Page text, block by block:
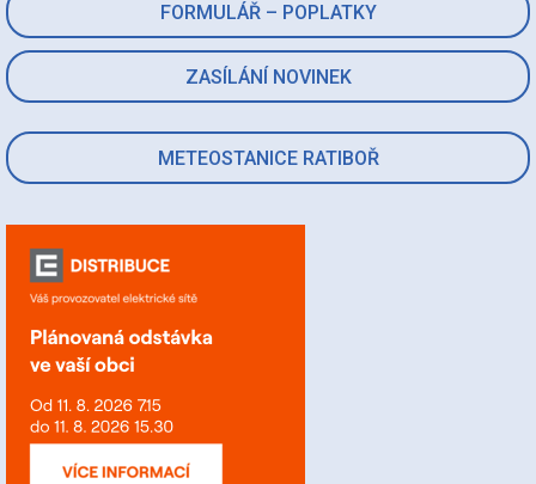
FORMULÁŘ – POPLATKY
ZASÍLÁNÍ NOVINEK
METEOSTANICE RATIBOŘ